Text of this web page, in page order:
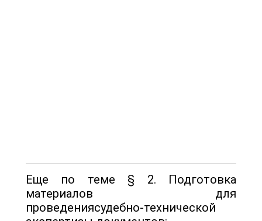
Еще по теме § 2. Подготовка
материалов для
проведениясудебно-технической